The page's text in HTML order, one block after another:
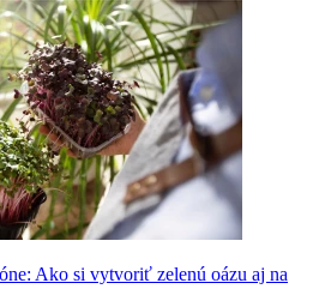
Ako si vytvoriť zelenú oázu aj na